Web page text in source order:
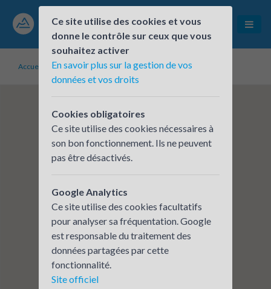
Accueil Établissements inscrits OPmobility Sigmatech
Ce site utilise des cookies et vous
donne le contrôle sur ceux que vous
souhaitez activer
En savoir plus sur la gestion de vos
données et vos droits
Cookies obligatoires
Ce site utilise des cookies nécessaires à
son bon fonctionnement. Ils ne peuvent
pas être désactivés.
Google Analytics
Ce site utilise des cookies facultatifs
pour analyser sa fréquentation. Google
est responsable du traitement des
données partagées par cette
fonctionnalité.
Site officiel